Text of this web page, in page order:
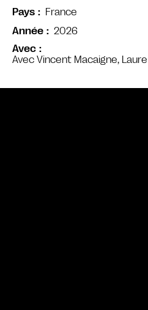
Avec
Avec Vincent Macaigne,
Pays
France
Année
2026